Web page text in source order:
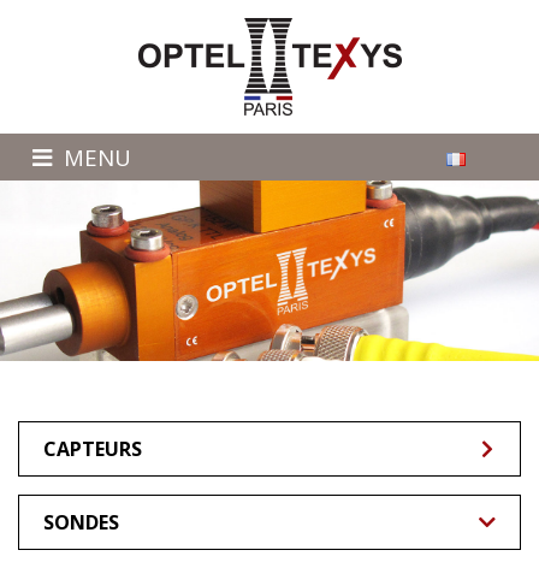
MENU
CAPTEURS
SONDES